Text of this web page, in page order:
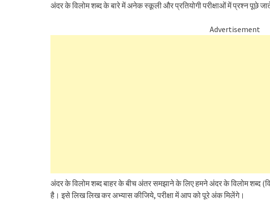
अंदर के विलोम शब्द के बारे में अनेक स्कूली और प्रतियोगी परीक्षाओं में प्रश्न पूछे
Advertisement
अंदर के विलोम शब्द बाहर के बीच अंतर समझाने के लिए हमने अंदर के विलोम शब्द
है। इसे लिख लिख कर अभ्यास कीजिये, परीक्षा में आप को पूरे अंक मिलेंगे।